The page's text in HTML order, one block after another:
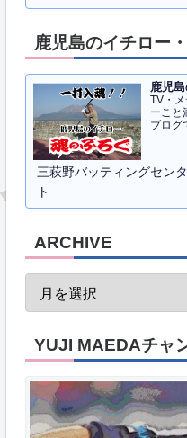
鹿児島のイチロー
鹿児
TV・
ーこと
ブログ
三萩野バッティングセン
ト
ARCHIVE
YUJI MAEDAチャ